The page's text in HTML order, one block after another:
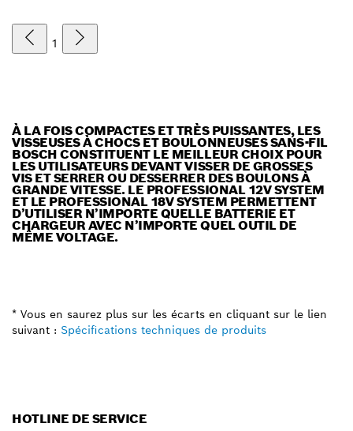
1
À LA FOIS COMPACTES ET TRÈS PUISSANTES, LES
VISSEUSES À CHOCS ET BOULONNEUSES SANS-FIL
BOSCH CONSTITUENT LE MEILLEUR CHOIX POUR
LES UTILISATEURS DEVANT VISSER DE GROSSES
VIS ET SERRER OU DESSERRER DES BOULONS À
GRANDE VITESSE. LE PROFESSIONAL 12V SYSTEM
ET LE PROFESSIONAL 18V SYSTEM PERMETTENT
D’UTILISER N’IMPORTE QUELLE BATTERIE ET
CHARGEUR AVEC N’IMPORTE QUEL OUTIL DE
MÊME VOLTAGE.
* Vous en saurez plus sur les écarts en cliquant sur le lien
suivant : Spécifications techniques de produits
HOTLINE DE SERVICE